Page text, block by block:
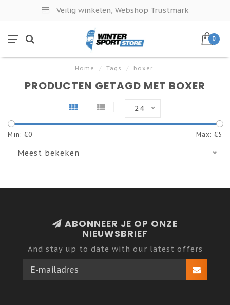
Veilig winkelen, Webshop Trustmark
0
Home / Tags / boxer
PRODUCTEN GETAGD MET BOXER
24
Min: €0 Max: €5
Meest bekeken
ABONNEER JE OP ONZE
NIEUWSBRIEF
And stay up to date with our latest offers